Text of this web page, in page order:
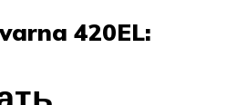
420EL: